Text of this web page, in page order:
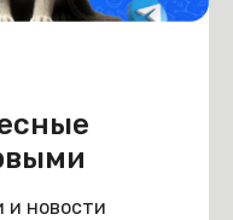
и новости